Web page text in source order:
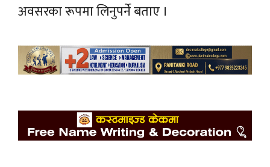
अवसरका रूपमा लिनुपर्ने बताए ।